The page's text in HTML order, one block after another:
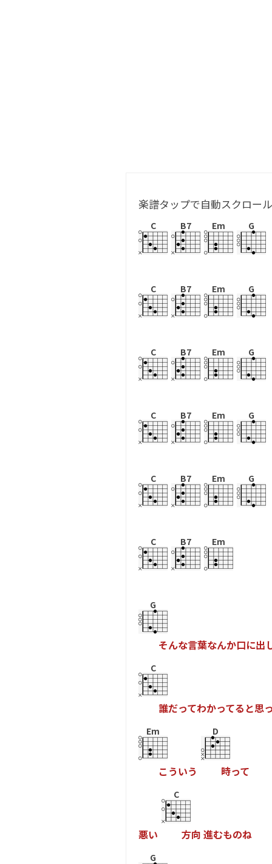
楽譜タップで自動スクロー
C B7 Em G
C B7 Em G
C B7 Em G
C B7 Em G
C B7 Em G
C B7 Em
G
そんな言葉なんか口に出
C
誰だってわかってる と思
Em
こ ういう
D
時って
悪い
C
方向 進むものね
G